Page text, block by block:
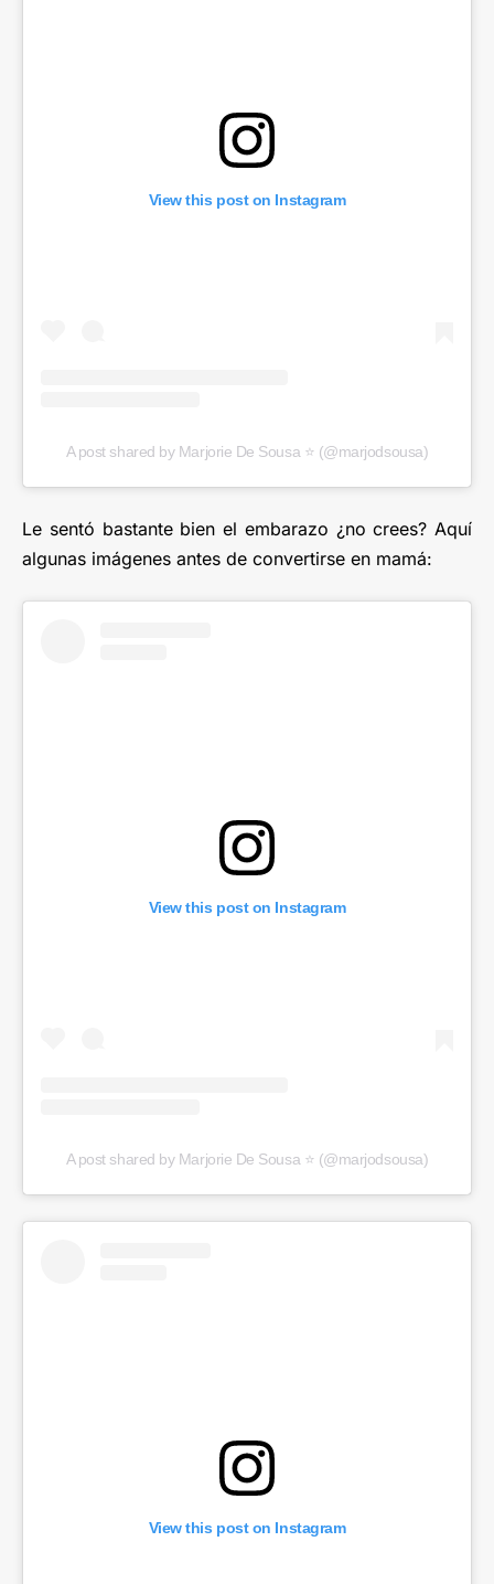
View this post on Instagram
A post shared by Marjorie De Sousa ⭐️ (@marjodsousa)
Le sentó bastante bien el embarazo ¿no crees? Aquí
algunas imágenes antes de convertirse en mamá:
View this post on Instagram
A post shared by Marjorie De Sousa ⭐️ (@marjodsousa)
View this post on Instagram